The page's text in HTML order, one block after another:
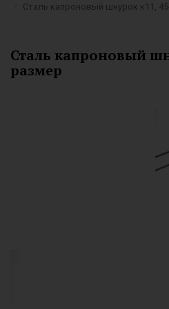
Сталь капроновый шнурок к11,
Сталь капроновый
размер